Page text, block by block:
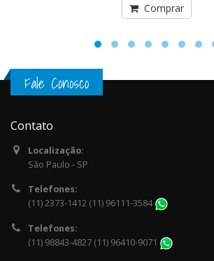
Comprar
Fale Conosco
Contato
Localização:
São Paulo - SP
Telefones:
(11) 2373-1412 (11) 96111-3584
Telefones:
(11) 98843-4827 (11) 96410-9071